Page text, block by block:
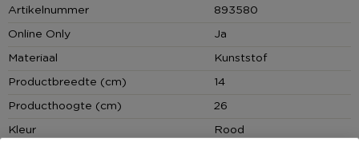
* Inhoud: 1 L
Artikelnummer
893580
Online Only
Ja
Materiaal
Kunststof
Productbreedte (cm)
14
Producthoogte (cm)
26
Kleur
Rood